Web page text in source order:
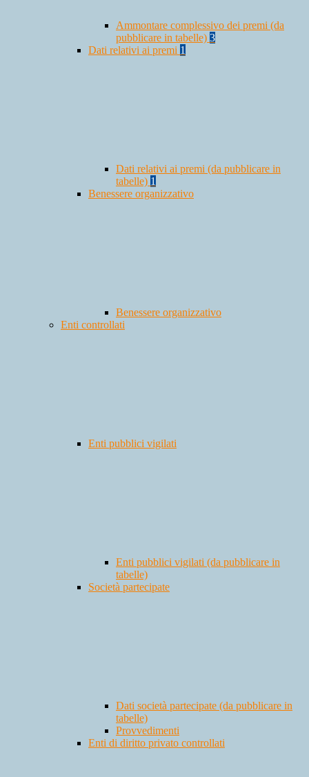
Ammontare complessivo dei premi (da
pubblicare in tabelle) 3
Dati relativi ai premi 1
Dati relativi ai premi (da pubblicare in
tabelle) 1
Benessere organizzativo
Benessere organizzativo
Enti controllati
Enti pubblici vigilati
Enti pubblici vigilati (da pubblicare in
tabelle)
Società partecipate
Dati società partecipate (da pubblicare in
tabelle)
Provvedimenti
Enti di diritto privato controllati